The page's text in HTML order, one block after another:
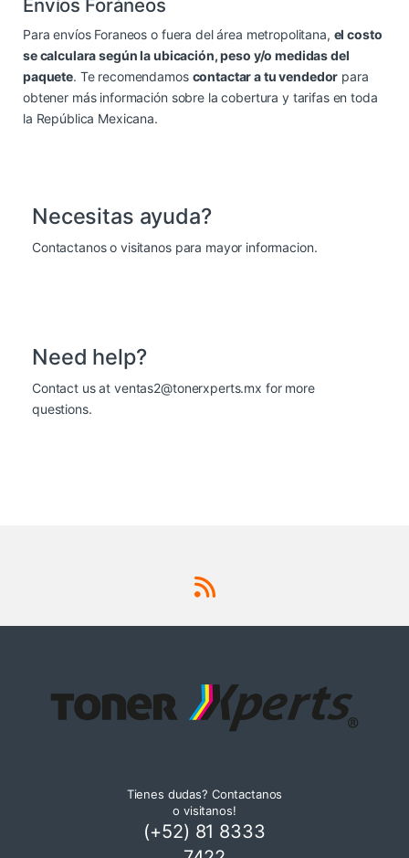
Envíos Foráneos
Para envíos Foraneos o fuera del área metropolitana, el costo
se calculara según la ubicación, peso y/o medidas del
paquete. Te recomendamos contactar a tu vendedor para
obtener más información sobre la cobertura y tarifas en toda
la República Mexicana.
Necesitas ayuda?
Contactanos o visitanos para mayor informacion.
Need help?
Contact us at ventas2@tonerxperts.mx for more
questions.
Tienes dudas? Contactanos
o visitanos!
(+52) 81 8333